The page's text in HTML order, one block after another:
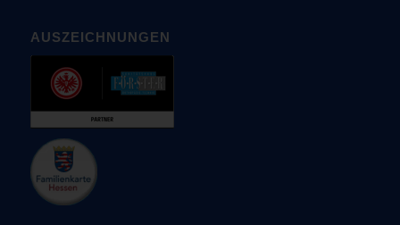
AUSZEICHNUNGEN